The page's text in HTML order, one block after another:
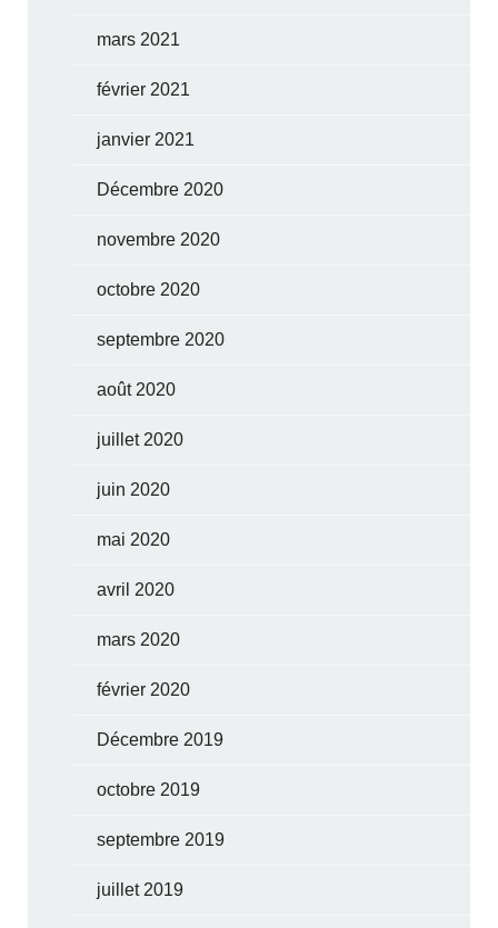
mars 2021
février 2021
janvier 2021
Décembre 2020
novembre 2020
octobre 2020
septembre 2020
août 2020
juillet 2020
juin 2020
mai 2020
avril 2020
mars 2020
février 2020
Décembre 2019
octobre 2019
septembre 2019
juillet 2019